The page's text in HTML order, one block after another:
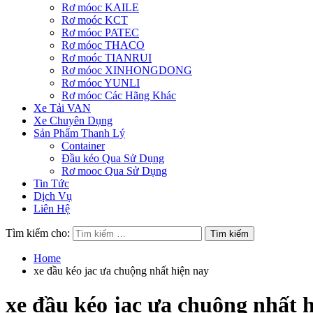
Rơ móoc KAILE
Rơ moóc KCT
Rơ móoc PATEC
Rơ móoc THACO
Rơ moóc TIANRUI
Rơ móoc XINHONGDONG
Rơ móoc YUNLI
Rơ móoc Các Hãng Khác
Xe Tải VAN
Xe Chuyên Dụng
Sản Phẩm Thanh Lý
Container
Đầu kéo Qua Sử Dụng
Rơ mooc Qua Sử Dụng
Tin Tức
Dịch Vụ
Liên Hệ
Tìm kiếm cho:
Home
xe đầu kéo jac ưa chuộng nhất hiện nay
xe đầu kéo jac ưa chuộng nhất